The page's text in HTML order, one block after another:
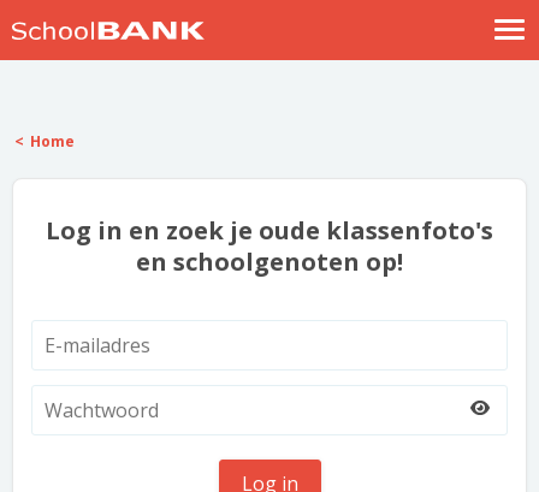
Help
Home
Log in en zoek je oude klassenfoto's
en schoolgenoten op!
Log in